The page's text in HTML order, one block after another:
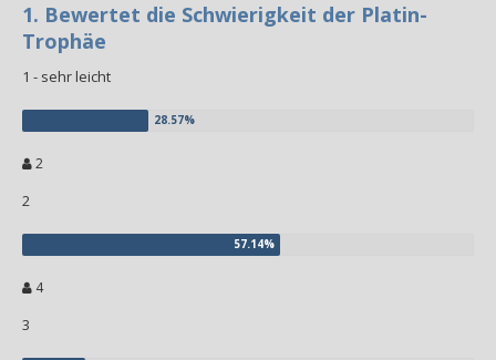
1. Bewertet die Schwierigkeit der Platin-
Trophäe
1 - sehr leicht
2
2
4
3